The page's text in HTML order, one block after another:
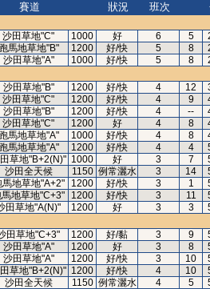
賽道
狀況
班次
沙田草地"C" 1000 好 6 5
跑馬地草地"B" 1200 好/快 5 8
沙田草地"A" 1000 好/快 5 8
沙田草地"B" 1200 好/快 4 12
沙田草地"C" 1200 好/快 4 9
沙田草地"B" 1200 好/快 4 --
沙田草地"C" 1200 好 4 8
跑馬地草地"A" 1000 好/快 4 8
跑馬地草地"A" 1200 好/快 4 4
草地"B+2(N)" 1000 好 3 7
沙田全天候 1150 例常灑水 3 14
馬地草地"A+2" 1200 好/快 3 1
馬地草地"C+3" 1200 好/快 3 11
田草地"A(N)" 1200 好 3 3
田草地"C+3" 1200 好/黏 3 9
沙田草地"A" 1200 好 3 8
沙田草地"A" 1200 好/快 3 10
草地"B+2(N)" 1200 好/快 4 10
沙田全天候 1150 例常灑水 4 5